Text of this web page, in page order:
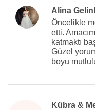
Alina
Öncelikle
etti.
katmaktı
Güzel
boyu
Kübra &